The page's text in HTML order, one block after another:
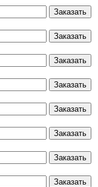
Заказать
Заказать
Заказать
Заказать
Заказать
Заказать
Заказать
Заказать